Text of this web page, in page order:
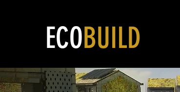
ECOBUILD